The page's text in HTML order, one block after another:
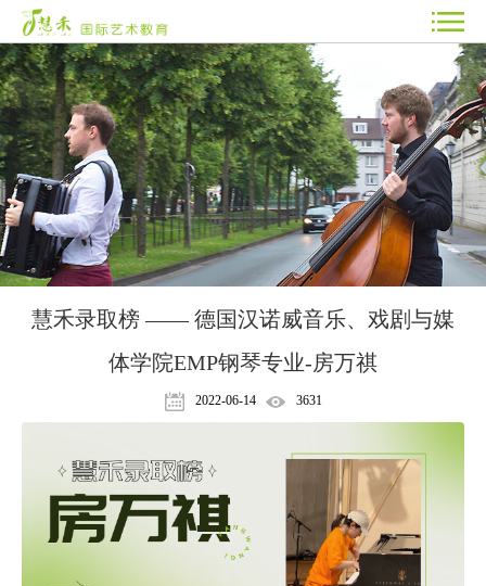
慧禾录取榜 —— 德国汉诺威音乐、戏剧与媒
体学院EMP钢琴专业-房万祺
2022-06-14 3631